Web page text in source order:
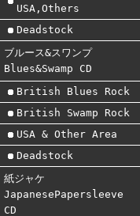
USA,Others
Deadstock
ブルース&スワンプ
Blues&Swamp CD
British Blues Rock
British Swamp Rock
USA & Other Area
Deadstock
紙ジャケ
JapanesePapersleeve
CD